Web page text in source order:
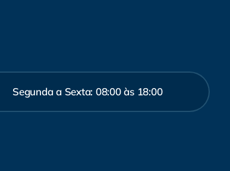
Segunda a Sexta: 08:00 às 18:00